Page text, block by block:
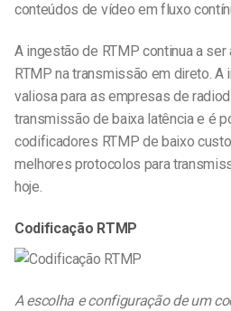
conteúdos de vídeo em fluxo
A ingestão de RTMP continua a
RTMP na transmissão em direto. A
valiosa para as empresas de
transmissão de baixa latência e é
codificadores RTMP de baixo
melhores protocolos para
hoje.
Codificação RTMP
A escolha e configuração de um